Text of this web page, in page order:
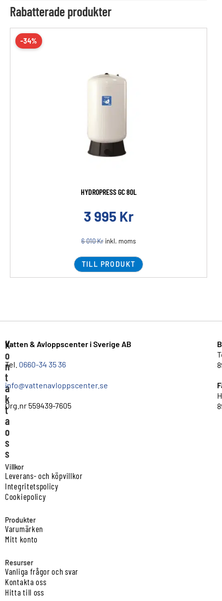
Rabatterade produkter
-34%
HYDROPRESS GC 80L
3 995 Kr
6 010Kr inkl. moms
TILL PRODUKT
K
o
n
t
a
k
t
a
o
s
s
Vatten & Avloppscenter i Sverige AB
Tel. 0660-34 35 36
info@vattenavloppscenter.se
Org.nr 559439-7605
Villkor
Leverans- och köpvillkor
Integritetspolicy
Cookiepolicy
Produkter
Varumärken
Mitt konto
Resurser
Vanliga frågor och svar
Kontakta oss
Hitta till oss